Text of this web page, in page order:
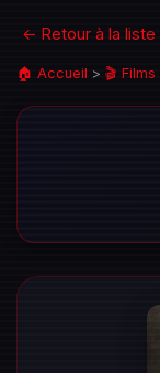
← Retour à la liste
🏠 Accueil > 🎬 Films